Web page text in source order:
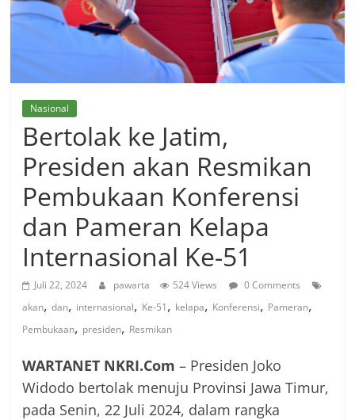
Nasional
Bertolak ke Jatim,
Presiden akan Resmikan
Pembukaan Konferensi
dan Pameran Kelapa
Internasional Ke-51
Juli 22, 2024 pawarta 524 Views
0 Comments
akan,dan, internasional, Ke-51, kelapa, Konferensi, Pameran,
Pembukaan, presiden, Resmikan
WARTANET NKRI.Com – Presiden Joko
Widodo bertolak menuju Provinsi Jawa Timur,
pada Senin, 22 Juli 2024, dalam rangka